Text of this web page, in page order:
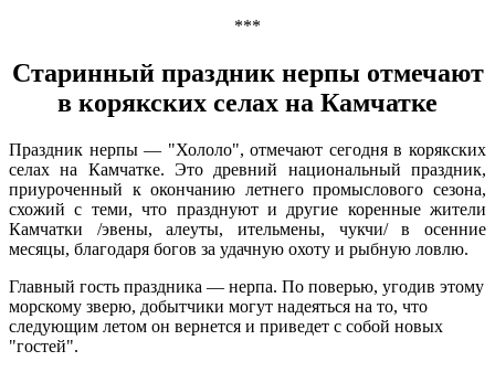
***
Старинный праздник нерпы отмечают
в корякских селах на Камчатке
Праздник нерпы — "Хололо", отмечают сегодня в корякских
селах на Камчатке. Это древний национальный праздник,
приуроченный к окончанию летнего промыслового сезона,
схожий с теми, что празднуют и другие коренные жители
Камчатки /эвены, алеуты, ительмены, чукчи/ в осенние
месяцы, благодаря богов за удачную охоту и рыбную ловлю.
Главный гость праздника — нерпа. По поверью, угодив этому
морскому зверю, добытчики могут надеяться на то, что
следующим летом он вернется и приведет с собой новых
"гостей".